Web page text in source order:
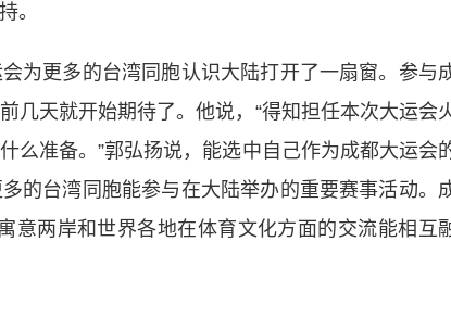
。
更多的台湾同胞认识大陆打开了一扇窗。参与
几天就开始期待了。他说，“得知担任本次大运会
么准备。”郭弘扬说，能选中自己作为成都大运会
的台湾同胞能参与在大陆举办的重要赛事活动。
意两岸和世界各地在体育文化方面的交流能相互